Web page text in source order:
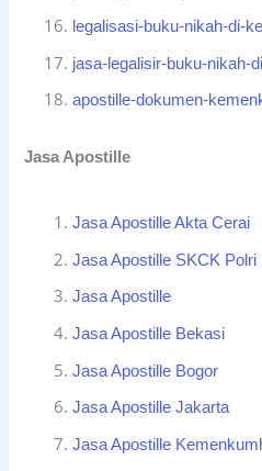
legalisasi-buku-nikah-di-
jasa-legalisir-buku-nikah-
apostille-dokumen-
Jasa Apostille
Jasa Apostille Akta Cerai
Jasa Apostille SKCK Polri
Jasa Apostille
Jasa Apostille Bekasi
Jasa Apostille Bogor
Jasa Apostille Jakarta
Jasa Apostille